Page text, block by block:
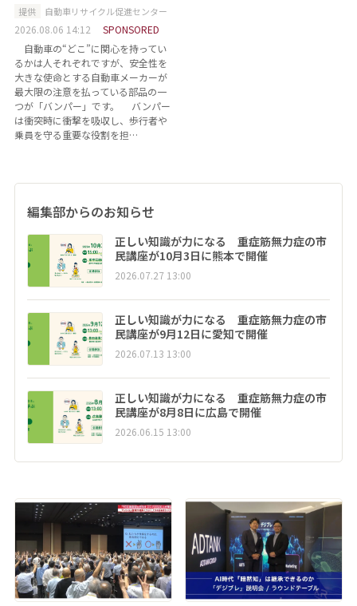
提供 自動車リサイクル促進センター
2026.08.06 14:12
SPONSORED
自動車の“どこ”に関心を持ってい
るかは人それぞれですが、安全性を
大きな使命とする自動車メーカーが
最大限の注意を払っている部品の一
つが「バンパー」です。 バンパー
は衝突時に衝撃を吸収し、歩行者や
乗員を守る重要な役割を担…
編集部からのお知らせ
正しい知識が力になる 重症筋無力症の市
民講座が10月3日に熊本で開催
2026.07.27 13:00
正しい知識が力になる 重症筋無力症の市
民講座が9月12日に愛知で開催
2026.07.13 13:00
正しい知識が力になる 重症筋無力症の市
民講座が8月8日に広島で開催
2026.06.15 13:00